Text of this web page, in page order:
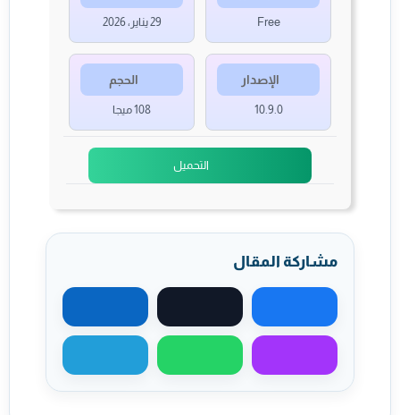
Free 29 يناير، 2026
الإصدار
10.9.0
الحجم
108 ميجا
التحميل
مشاركة المقال
مشاركة على فيسبوكمشاركة على X مشاركة على
مشاركة عبر ماسنجرمشاركة عبر واتسابمشاركة عبر